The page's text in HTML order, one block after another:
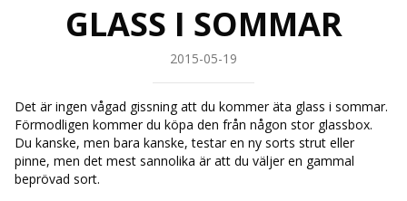
GLASS I SOMMAR
2015-05-19
Det är ingen vågad gissning att du kommer äta glass i sommar.
Förmodligen kommer du köpa den från någon stor glassbox.
Du kanske, men bara kanske, testar en ny sorts strut eller
pinne, men det mest sannolika är att du väljer en gammal
beprövad sort.